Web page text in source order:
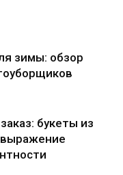
зимы: обзор
букеты из
выражение